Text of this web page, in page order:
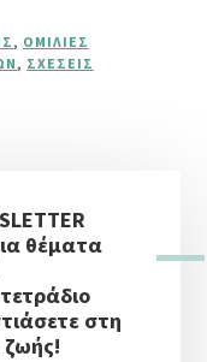
, ΟΜΙΛΊΕΣ
, ΣΧΈΣΕΙΣ
θέματα
στη
ζωής!